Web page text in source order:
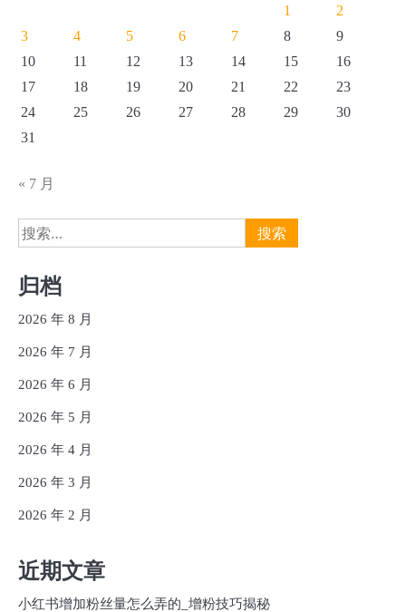
1
2
3
4 5 6 7 8
9
10
11 12 13 14 15
16
17
18 19 20 21 22
23
24
25 26 27 28 29
30
31
« 7 月
搜
索：
归档
2026 年 8 月
2026 年 7 月
2026 年 6 月
2026 年 5 月
2026 年 4 月
2026 年 3 月
2026 年 2 月
近期文章
小红书增加粉丝量怎么弄的_增粉技巧揭秘